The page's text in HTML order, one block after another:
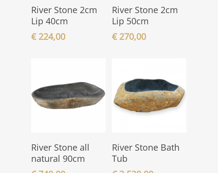
In den
Warenkorb
River Stone 2cm
Lip 40cm
€224,00
In den
Warenkorb
River Stone 2cm
Lip 50cm
€270,00
Warenkorb
River Stone all
natural 90cm
In den
River Stone Bath
Tub